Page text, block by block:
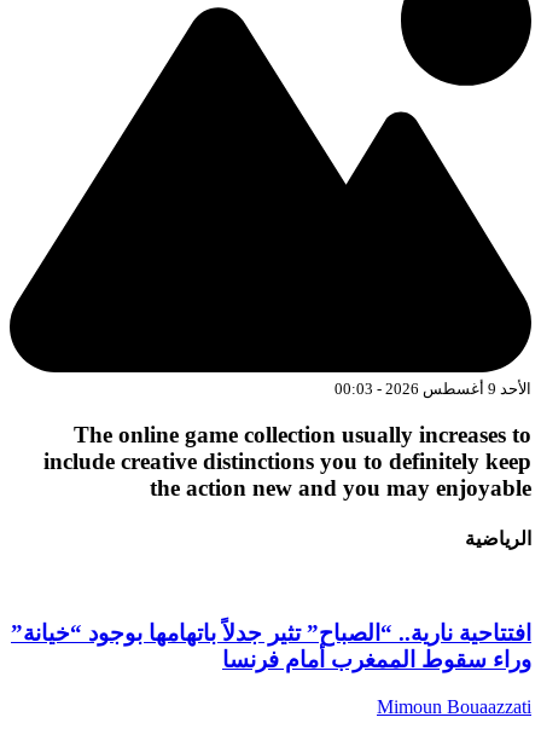
9 أغسطس 2026 - 00:03
The online game collection usually increases
include creative distinctions you to definitely
the action new and you may
نارية.. “الصباح” تثير جدلاً باتهامها بوجود “خيانة”
سقوط الممغرب أمام فرنسا
Mimoun